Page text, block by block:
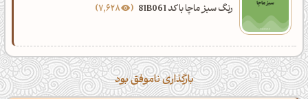
رنگ سبز ماچا با کد 81B061 7,628
بارگذاری ناموفق بود